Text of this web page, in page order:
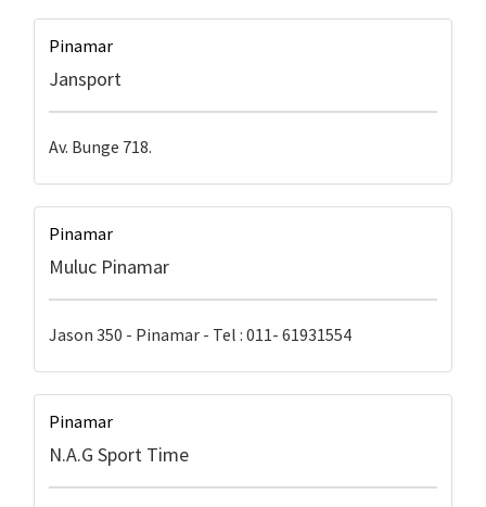
Pinamar
Jansport
Av. Bunge 718.
Pinamar
Muluc Pinamar
Jason 350 - Pinamar - Tel : 011- 61931554
Pinamar
N.A.G Sport Time